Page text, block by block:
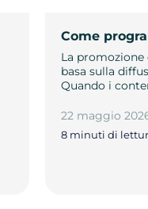
Come
La
basa sulla
Quando i
22 maggio
8 minuti di